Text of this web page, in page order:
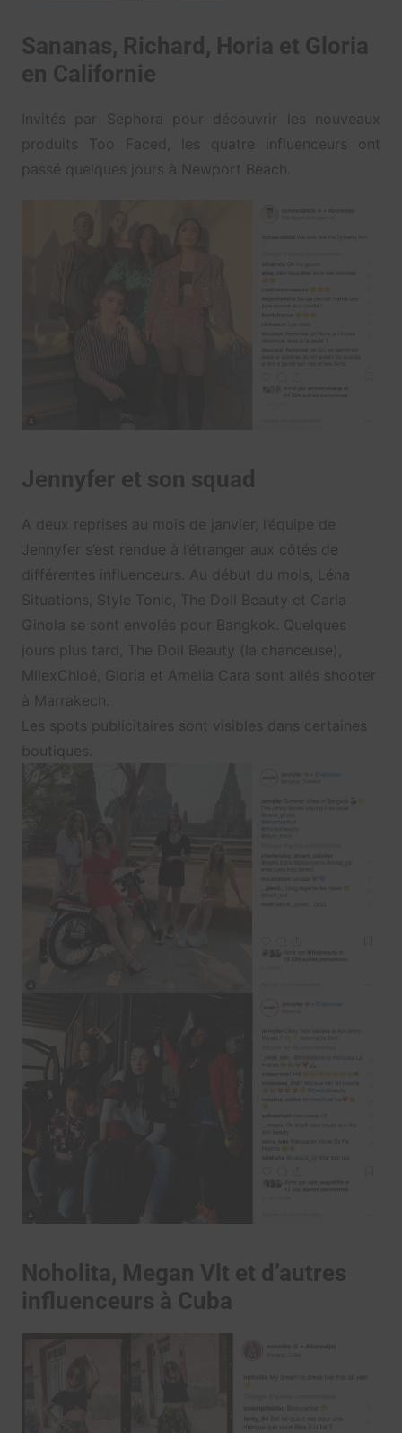
Sananas, Richard, Horia et Gloria
en Californie
Invités par Sephora pour découvrir les nouveaux
produits Too Faced, les quatre influenceurs ont
passé quelques jours à Newport Beach.
Jennyfer et son squad
A deux reprises au mois de janvier, l’équipe de
Jennyfer s’est rendue à l’étranger aux côtés de
différentes influenceurs. Au début du mois, Léna
Situations, Style Tonic, The Doll Beauty et Carla
Ginola se sont envolés pour Bangkok. Quelques
jours plus tard, The Doll Beauty (la chanceuse),
MllexChloé, Gloria et Amelia Cara sont allés shooter
à Marrakech.
Les spots publicitaires sont visibles dans certaines
boutiques.
Noholita, Megan Vlt et d’autres
influenceurs à Cuba